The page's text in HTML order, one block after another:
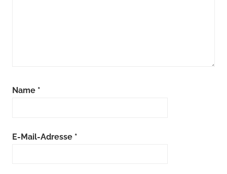
Name *
E-Mail-Adresse *